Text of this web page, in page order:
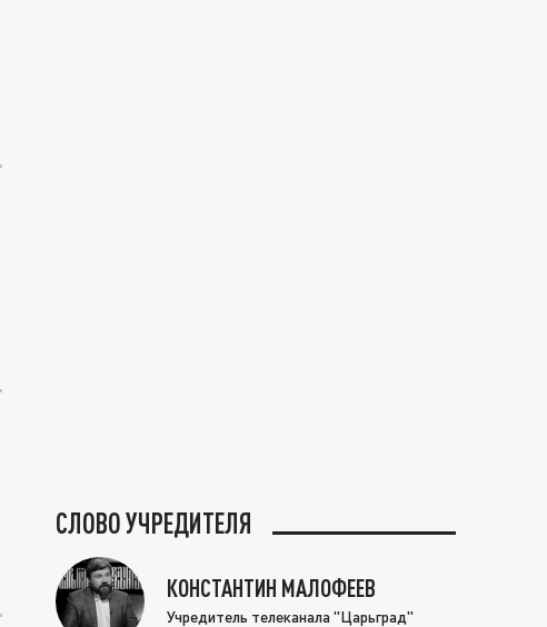
СЛОВО УЧРЕДИТЕЛЯ
КОНСТАНТИН МАЛОФЕЕВ
Учредитель телеканала "Царьград"